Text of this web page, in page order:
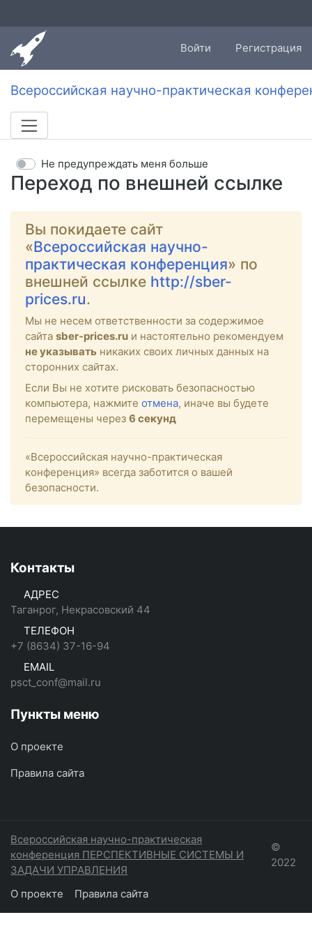
Войти Регистрация
Всероссийская научно-практическая
Переход по внешней ссылке
Не предупреждать меня больше
Вы покидаете сайт
«Всероссийская научно-
практическая конференция» по
внешней ссылке http://sber-
prices.ru.
Мы не несем ответственности за содержимое
сайта sber-prices.ru и настоятельно рекомендуем
не указывать никаких своих личных данных на
сторонних сайтах.
Если Вы не хотите рисковать безопасностью
компьютера, нажмите отмена, иначе вы будете
перемещены через 6 секунд
«Всероссийская научно-практическая
конференция» всегда заботится о вашей
безопасности.
Контакты
АДРЕС
Таганрог, Некрасовский 44
ТЕЛЕФОН
+7 (8634) 37-16-94
EMAIL
psct_conf@mail.ru
Пункты меню
О проекте
Правила сайта
Всероссийская научно-практическая
конференция ПЕРСПЕКТИВНЫЕ СИСТЕМЫ И
ЗАДАЧИ УПРАВЛЕНИЯ
©
2022
О проекте Правила сайта